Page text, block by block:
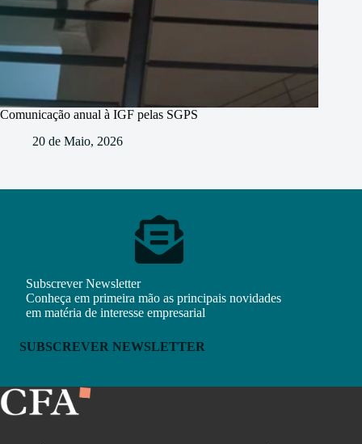
Comunicação anual à IGF pelas SGPS
20 de Maio, 2026
Subscrever Newsletter
Conheça em primeira mão as principais novidades
em matéria de interesse empresarial
SUBSCREVER NEWSLETTER